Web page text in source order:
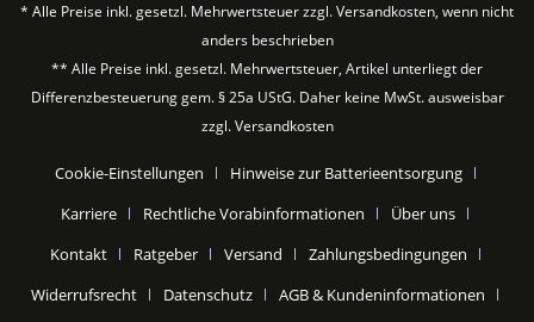
* Alle Preise inkl. gesetzl. Mehrwertsteuer zzgl.Versandkosten, wenn nicht
anders beschrieben
** Alle Preise inkl. gesetzl. Mehrwertsteuer, Artikel unterliegt der
Differenzbesteuerung gem. § 25a UStG. Daher keine MwSt. ausweisbar
zzgl.Versandkosten
Cookie-Einstellungen
Hinweise zur Batterieentsorgung
Karriere
Rechtliche Vorabinformationen
Über uns
Kontakt
Ratgeber Versand
Zahlungsbedingungen
Widerrufsrecht
Datenschutz AGB & Kundeninformationen